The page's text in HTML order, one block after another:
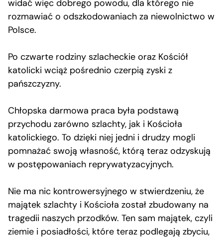
widać więc dobrego powodu, dla którego nie
rozmawiać o odszkodowaniach za niewolnictwo w
Polsce.
Po czwarte rodziny szlacheckie oraz Kościół
katolicki wciąż pośrednio czerpią zyski z
pańszczyzny.
Chłopska darmowa praca była podstawą
przychodu zarówno szlachty, jak i Kościoła
katolickiego. To dzięki niej jedni i drudzy mogli
pomnażać swoją własność, którą teraz odzyskują
w postępowaniach reprywatyzacyjnych.
Nie ma nic kontrowersyjnego w stwierdzeniu, że
majątek szlachty i Kościoła został zbudowany na
tragedii naszych przodków. Ten sam majątek, czyli
ziemie i posiadłości, które teraz podlegają zbyciu,